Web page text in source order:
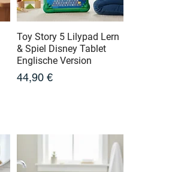
Toy Story 5 Lilypad Lern
& Spiel Disney Tablet
Englische Version
Prix
44,90 €